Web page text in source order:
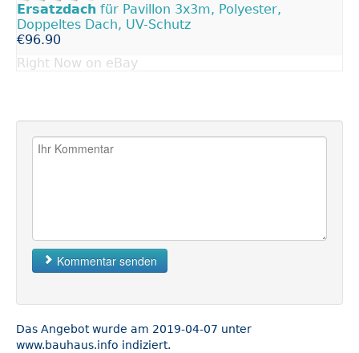
Ersatzdach für Pavillon 3x3m, Polyester,
Doppeltes Dach, UV-Schutz
€96.90
Right Now on eBay
Kommentar senden
Das Angebot wurde am 2019-04-07 unter
www.bauhaus.info indiziert.